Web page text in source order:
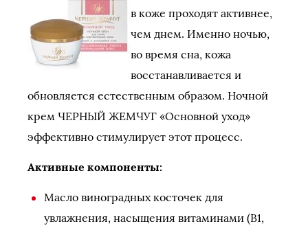
в коже проходят активнее,
чем днем. Именно ночью,
во время сна, кожа
восстанавливается и
обновляется естественным образом. Ночной
крем ЧЕРНЫЙ ЖЕМЧУГ «Основной уход»
эффективно стимулирует этот процесс.
Активные компоненты:
Масло виноградных косточек для
увлажнения, насыщения витаминами (В1,